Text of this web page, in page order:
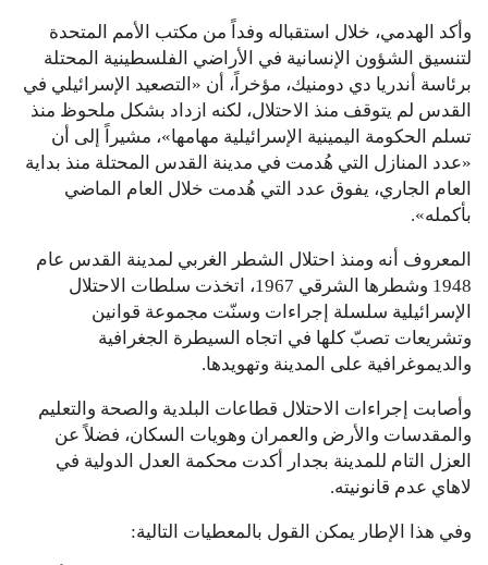
وأكد الهدمي، خلال استقباله وفداً من مكتب الأمم المتحدة
لتنسيق الشؤون الإنسانية في الأراضي الفلسطينية المحتلة
برئاسة أندريا دي دومنيك، مؤخراً، أن «التصعيد الإسرائيلي في
القدس لم يتوقف منذ الاحتلال، لكنه ازداد بشكل ملحوظ منذ
تسلم الحكومة اليمينية الإسرائيلية مهامها»، مشيراً إلى أن
«عدد المنازل التي هُدمت في مدينة القدس المحتلة منذ بداية
العام الجاري، يفوق عدد التي هُدمت خلال العام الماضي
بأكمله».
المعروف أنه ومنذ احتلال الشطر الغربي لمدينة القدس عام
1948 وشطرها الشرقي 1967، اتخذت سلطات الاحتلال
الإسرائيلية سلسلة إجراءات وسنّت مجموعة قوانين
وتشريعات تصبّ كلها في اتجاه السيطرة الجغرافية
والديموغرافية على المدينة وتهويدها.
وأصابت إجراءات الاحتلال قطاعات البلدية والصحة والتعليم
والمقدسات والأرض والعمران وهويات السكان، فضلاً عن
العزل التام للمدينة بجدار أكدت محكمة العدل الدولية في
لاهاي عدم قانونيته.
وفي هذا الإطار يمكن القول بالمعطيات التالية: